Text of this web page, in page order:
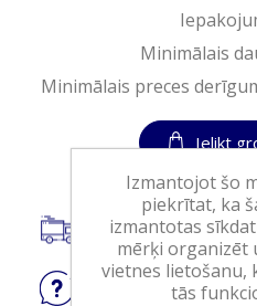
Minimālais
Minimālais preces
Ielikt
Izmantojot šo
piekrītat, ka
izmantotas
mērķi organizēt
vietnes lietošanu,
tās